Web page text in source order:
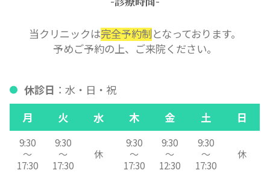
当クリニックは完全予約制となっております。
予めご予約の上、ご来院ください。
休診日 ：水・日・祝
月
火 水 木 金 土 日
9:30
～
17:30
9:30
～
17:30
休
9:30
～
17:30
9:30
～
12:30
9:30
～
17:30
休